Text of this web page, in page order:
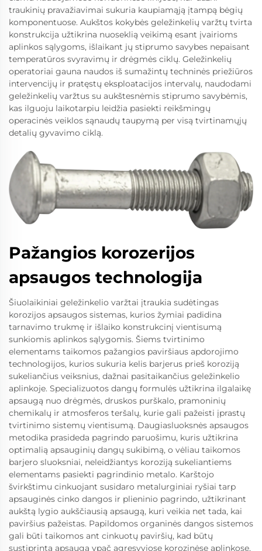
traukinių pravažiavimai sukuria kaupiamąją įtampą bėgių
komponentuose. Aukštos kokybės geležinkelių varžtų tvirta
konstrukcija užtikrina nuoseklią veikimą esant įvairioms
aplinkos sąlygoms, išlaikant jų stiprumo savybes nepaisant
temperatūros svyravimų ir drėgmės ciklų. Geležinkelių
operatoriai gauna naudos iš sumažintų techninės priežiūros
intervencijų ir pratęstų eksploatacijos intervalų, naudodami
geležinkelių varžtus su aukštesnėmis stiprumo savybėmis,
kas ilguoju laikotarpiu leidžia pasiekti reikšmingų
operacinės veiklos sąnaudų taupymą per visą tvirtinamųjų
detalių gyvavimo ciklą.
Pažangios korozerijos
apsaugos technologija
Šiuolaikiniai geležinkelio varžtai įtraukia sudėtingas
korozijos apsaugos sistemas, kurios žymiai padidina
tarnavimo trukmę ir išlaiko konstrukcinį vientisumą
sunkiomis aplinkos sąlygomis. Šiems tvirtinimo
elementams taikomos pažangios paviršiaus apdorojimo
technologijos, kurios sukuria kelis barjerus prieš koroziją
sukeliančius veiksnius, dažnai pasitaikančius geležinkelio
aplinkoje. Specializuotos dangų formulės užtikrina ilgalaikę
apsaugą nuo drėgmės, druskos purškalo, pramoninių
chemikalų ir atmosferos teršalų, kurie gali pažeisti įprastų
tvirtinimo sistemų vientisumą. Daugiasluoksnės apsaugos
metodika prasideda pagrindo paruošimu, kuris užtikrina
optimalią apsauginių dangų sukibimą, o vėliau taikomos
barjero sluoksniai, neleidžiantys koroziją sukeliantiems
elementams pasiekti pagrindinio metalo. Karštojo
švirkštimu cinkuojant susidaro metalurginiai ryšiai tarp
apsauginės cinko dangos ir plieninio pagrindo, užtikrinant
aukštą lygio aukščiausią apsaugą, kuri veikia net tada, kai
paviršius pažeistas. Papildomos organinės dangos sistemos
gali būti taikomos ant cinkuotų paviršių, kad būtų
sustiprinta apsauga ypač agresyviose korozinėse aplinkose,